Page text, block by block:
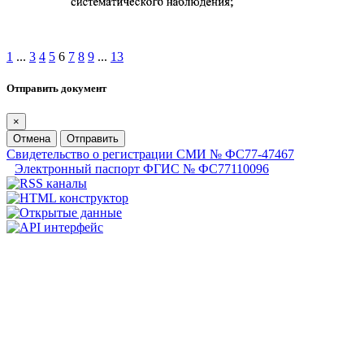
1 ... 3 4 5 6 7 8 9 ... 13
Отправить документ
×
Отмена
Отправить
Свидетельство о регистрации СМИ № ФС77-47467
Электронный паспорт ФГИС № ФС77110096